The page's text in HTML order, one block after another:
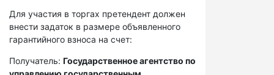
Для участия в торгах претендент должен
внести задаток в размере объявленного
гарантийного взноса на счет:
Получатель: Государственное агентство по